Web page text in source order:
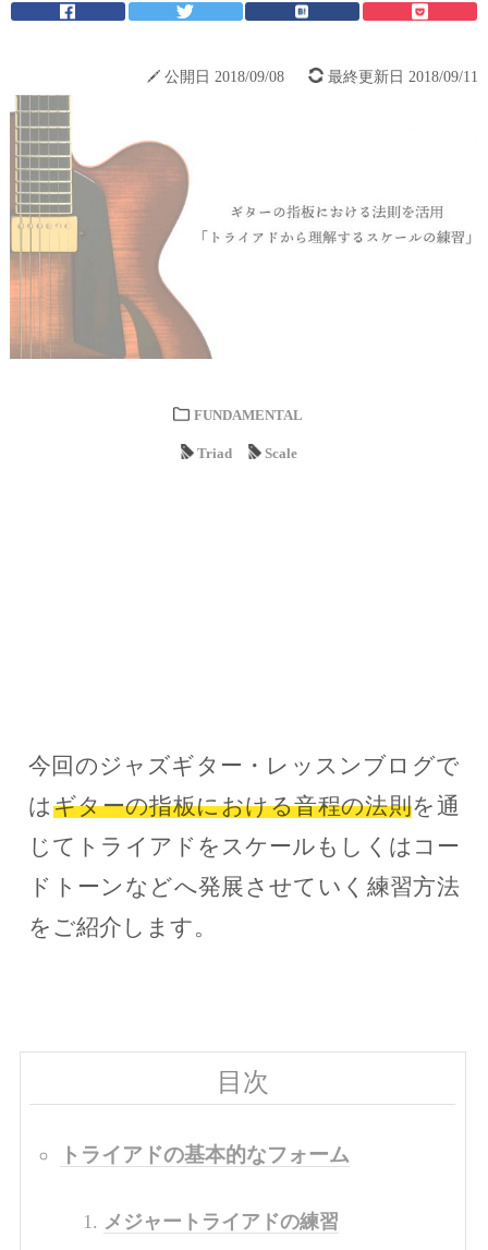
公開日 2018/09/08 最終更新日 2018/09/11
FUNDAMENTAL
Triad Scale
今回のジャズギター・レッスンブログで
はギターの指板における音程の法則を通
じてトライアドをスケールもしくはコー
ドトーンなどへ発展させていく練習方法
をご紹介します。
目次
トライアドの基本的なフォーム
メジャートライアドの練習